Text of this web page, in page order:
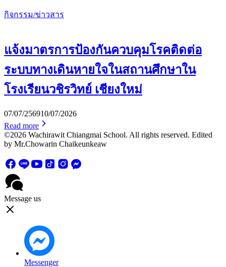
กิจกรรม/ข่าวสาร
แจ้งมาตรการป้องกันควบคุมโรคติดต่อ
ระบบทางเดินหายใจในสถานศึกษาใน
โรงเรียนวชิรวิทย์ เชียงใหม่
07/07/256910/07/2026
Read more
©2026 Wachirawit Chiangmai School. All rights reserved. Edited
by Mr.Chowarin Chaikeunkeaw
Message us
Messenger